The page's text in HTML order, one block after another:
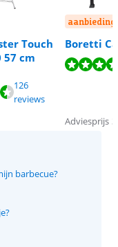
Touch
57 cm
126
reviews
aanbieding
Boretti
reviews.
Adviesprijs
barbecue?